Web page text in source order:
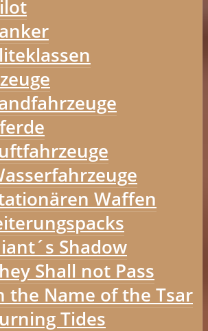
Waffen
Shadow
Shall not Pass
the Name of the Tsar
Tides